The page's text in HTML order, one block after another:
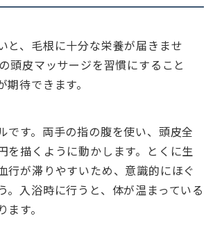
と、毛根に十分な栄養が届きませ
頭皮マッサージを習慣にすること
待できます。
です。両手の指の腹を使い、頭皮全
を描くように動かします。とくに生
行が滞りやすいため、意識的にほぐ
。入浴時に行うと、体が温まっている
す。